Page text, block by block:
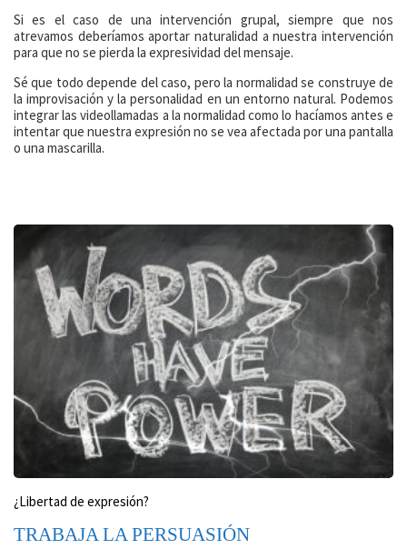
Si es el caso de una intervención grupal, siempre que nos
atrevamos deberíamos aportar naturalidad a nuestra intervención
para que no se pierda la expresividad del mensaje.
Sé que todo depende del caso, pero la normalidad se construye de
la improvisación y la personalidad en un entorno natural. Podemos
integrar las videollamadas a la normalidad como lo hacíamos antes e
intentar que nuestra expresión no se vea afectada por una pantalla
o una mascarilla.
¿Libertad de expresión?
TRABAJA LA PERSUASIÓN